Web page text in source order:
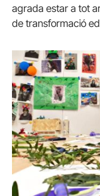
agrada estar a tot
de transformació